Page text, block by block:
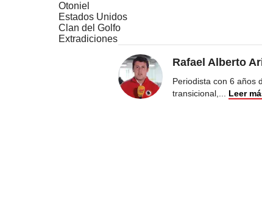
Otoniel
Estados Unidos
Clan del Golfo
Extradiciones
Rafael Alberto
Periodista con 6 años
transicional,... Leer